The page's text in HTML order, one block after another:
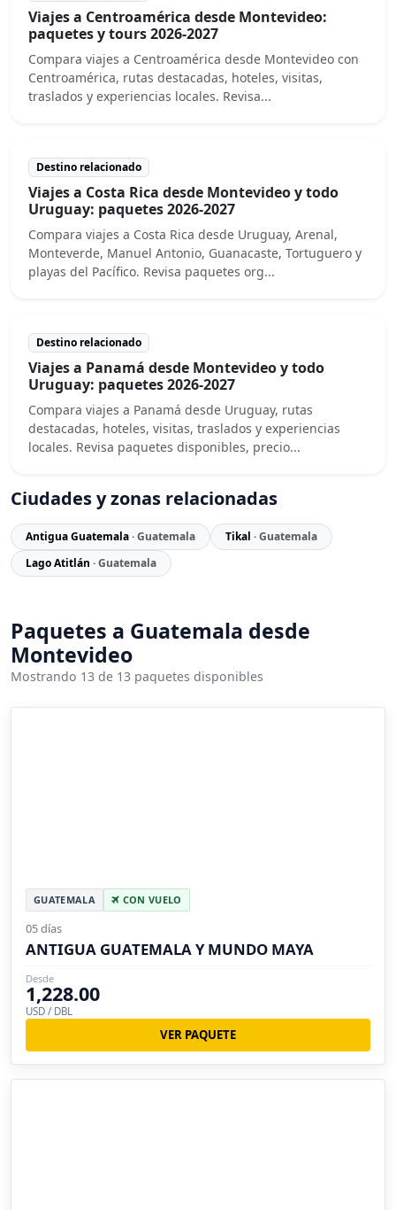
Viajes a Centroamérica desde Montevideo:
paquetes y tours 2026-2027
Compara viajes a Centroamérica desde Montevideo con
Centroamérica, rutas destacadas, hoteles, visitas,
traslados y experiencias locales. Revisa...
Destino relacionado
Viajes a Costa Rica desde Montevideo y todo
Uruguay: paquetes 2026-2027
Compara viajes a Costa Rica desde Uruguay, Arenal,
Monteverde, Manuel Antonio, Guanacaste, Tortuguero y
playas del Pacífico. Revisa paquetes org...
Destino relacionado
Viajes a Panamá desde Montevideo y todo
Uruguay: paquetes 2026-2027
Compara viajes a Panamá desde Uruguay, rutas
destacadas, hoteles, visitas, traslados y experiencias
locales. Revisa paquetes disponibles, precio...
Ciudades y zonas relacionadas
Antigua Guatemala· Guatemala Tikal · Guatemala
Lago Atitlán · Guatemala
Paquetes a Guatemala desde
Montevideo
Mostrando 13 de 13 paquetes disponibles
GUATEMALA CON VUELO
05 días
ANTIGUA GUATEMALA Y MUNDO MAYA
Desde
1,228.00
USD / DBL
VER PAQUETE